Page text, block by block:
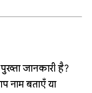
जानकारी है?
नाम बताएँ या